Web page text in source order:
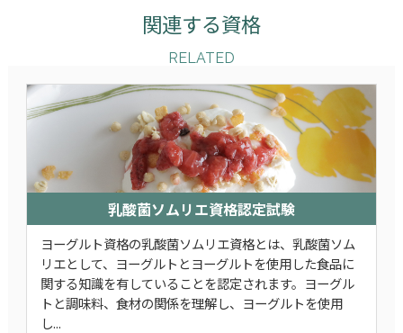
関連する資格
RELATED
乳酸菌ソムリエ資格認定試験
ヨーグルト資格の乳酸菌ソムリエ資格とは、乳酸菌ソム
リエとして、ヨーグルトとヨーグルトを使用した食品に
関する知識を有していることを認定されます。ヨーグル
トと調味料、食材の関係を理解し、ヨーグルトを使用
し...